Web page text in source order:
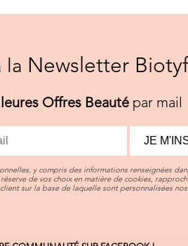
la Newsletter
Offres Beautépar mail
JE
y compris des informations renseignées
de vos choix en matière de cookies,
sur la base de laquelle sont personnalisées